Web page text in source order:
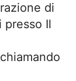
di
presso Il